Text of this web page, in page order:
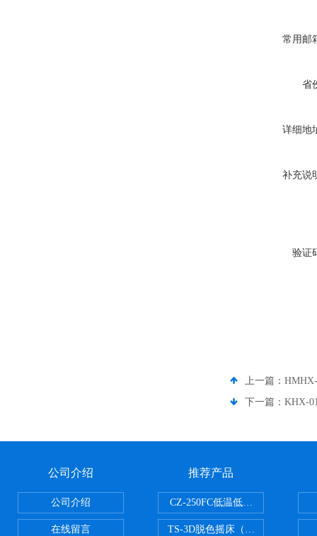
常用邮
省
详细地
补充说
验证
上一篇：
下一篇： KHX-
公司介绍
公司介绍
在线留言
推荐产品
CZ-250FC低温低湿种子储藏柜
TS-3D脱色摇床（三维运动）